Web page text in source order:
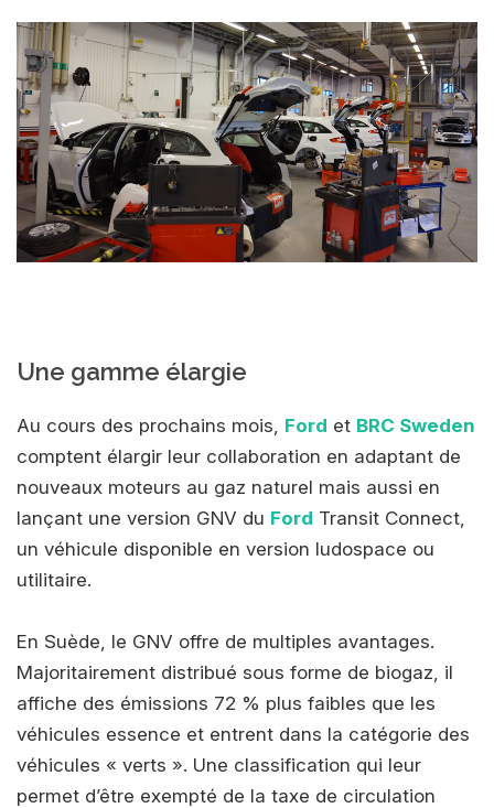
Une gamme élargie
Au cours des prochains mois, Ford et BRC Sweden
comptent élargir leur collaboration en adaptant de
nouveaux moteurs au gaz naturel mais aussi en
lançant une version GNV du Ford Transit Connect,
un véhicule disponible en version ludospace ou
utilitaire.
En Suède, le GNV offre de multiples avantages.
Majoritairement distribué sous forme de biogaz, il
affiche des émissions 72 % plus faibles que les
véhicules essence et entrent dans la catégorie des
véhicules « verts ». Une classification qui leur
permet d’être exempté de la taxe de circulation